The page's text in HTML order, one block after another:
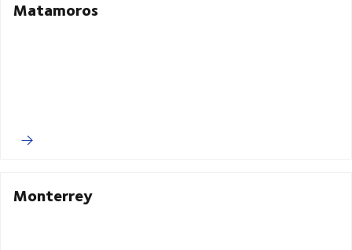
Matamoros
Monterrey